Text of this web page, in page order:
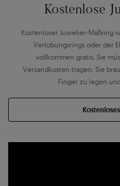
Kostenlose
Kostenloser Juwelier-Maßring
Verlobungsrings oder der
vollkommen gratis, Sie
Versandkosten tragen. Sie
Finger zu legen